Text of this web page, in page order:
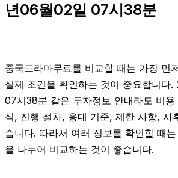
년06월02일 07시38분
중국드라마무료를 비교할 때는 가장 먼
실제 조건을 확인하는 것이 중요합니다
07시38분 같은 투자정보 안내라도 비
식, 진행 절차, 응대 기준, 제한 사항, 사
습니다. 따라서 여러 정보를 확인할 때
을 나누어 비교하는 것이 좋습니다.